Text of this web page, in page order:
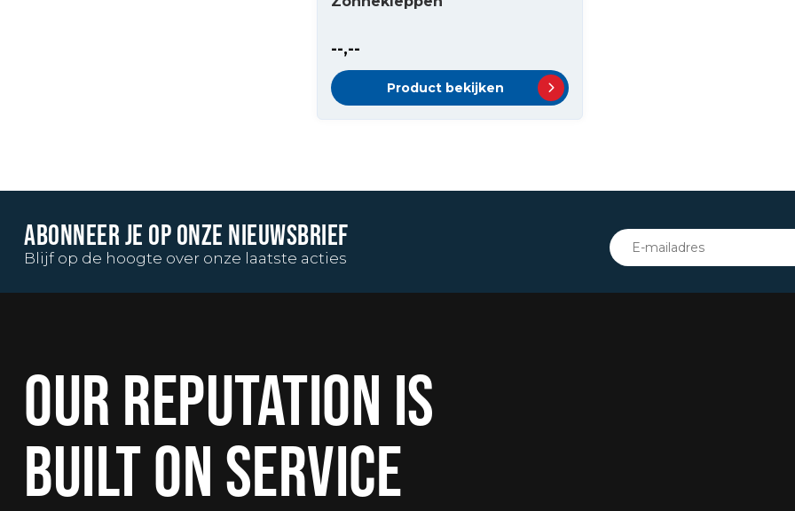
--,--
Product bekijken
ABONNEER JE OP ONZE NIEUWSBRIEF
Blijf op de hoogte over onze laatste acties
OUR REPUTATION IS
BUILT ON SERVICE